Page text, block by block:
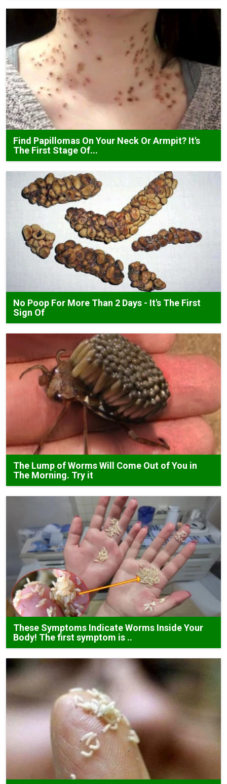
Find Papillomas On Your Neck Or Armpit? It's
The First Stage Of...
No Poop For More Than 2 Days - It's The First
Sign Of
The Lump of Worms Will Come Out of You in
The Morning. Try it
These Symptoms Indicate Worms Inside Your
Body! The first symptom is ..